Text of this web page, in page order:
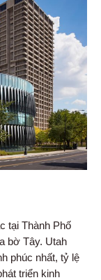
tại Thành Phố
bờ Tây. Utah
phúc nhất, tỷ lệ
triển kinh